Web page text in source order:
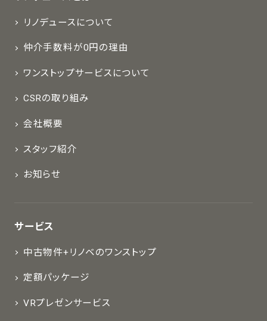
リノデュースについて
仲介手数料が0円の理由
ワンストップサービスについて
CSRの取り組み
会社概要
スタッフ紹介
お知らせ
サービス
中古物件+リノベのワンストップ
定額パッケージ
VRプレゼンサービス